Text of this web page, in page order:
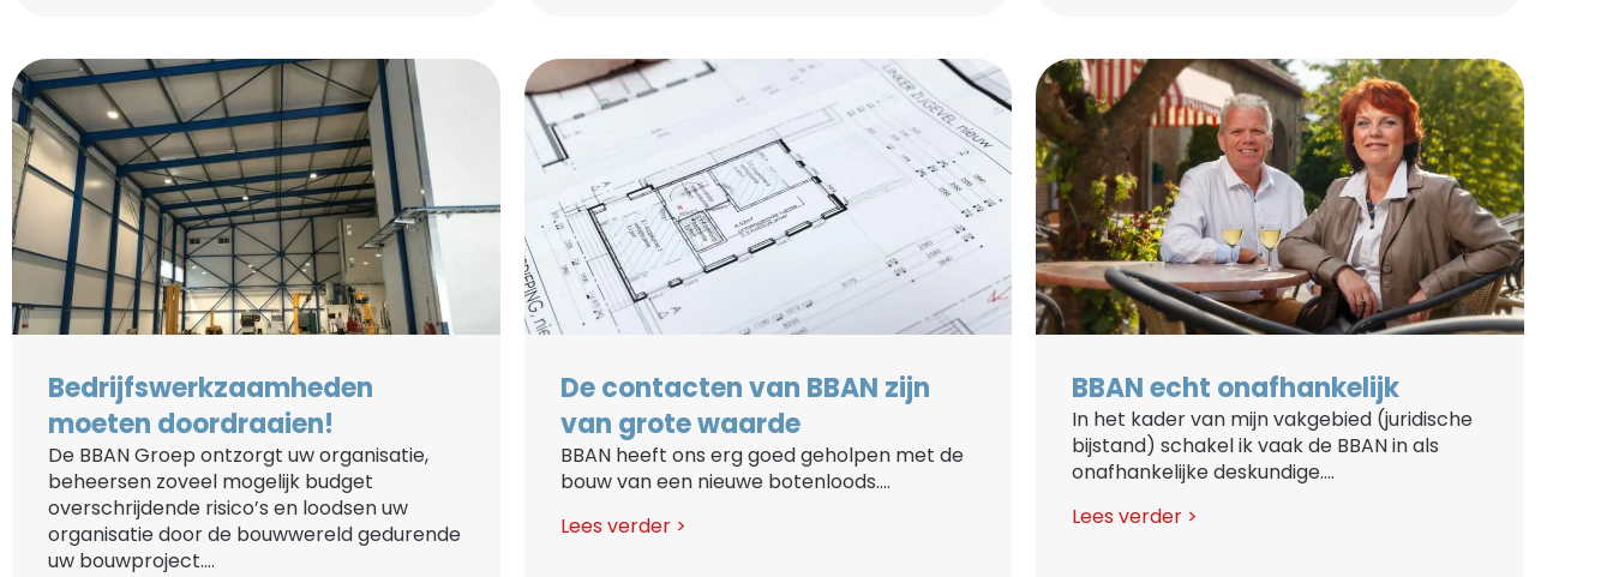
Bedrijfswerkzaamheden
moeten doordraaien!
De BBAN Groep ontzorgt uw organisatie,
beheersen zoveel mogelijk budget
overschrijdende risico’s en loodsen uw
organisatie door de bouwwereld gedurende
uw bouwproject....
De contacten van BBAN zijn
van grote waarde
BBAN heeft ons erg goed geholpen met de
bouw van een nieuwe botenloods....
Lees verder >
BBAN echt onafhankelijk
In het kader van mijn vakgebied (juridische
bijstand) schakel ik vaak de BBAN in als
onafhankelijke deskundige....
Lees verder >